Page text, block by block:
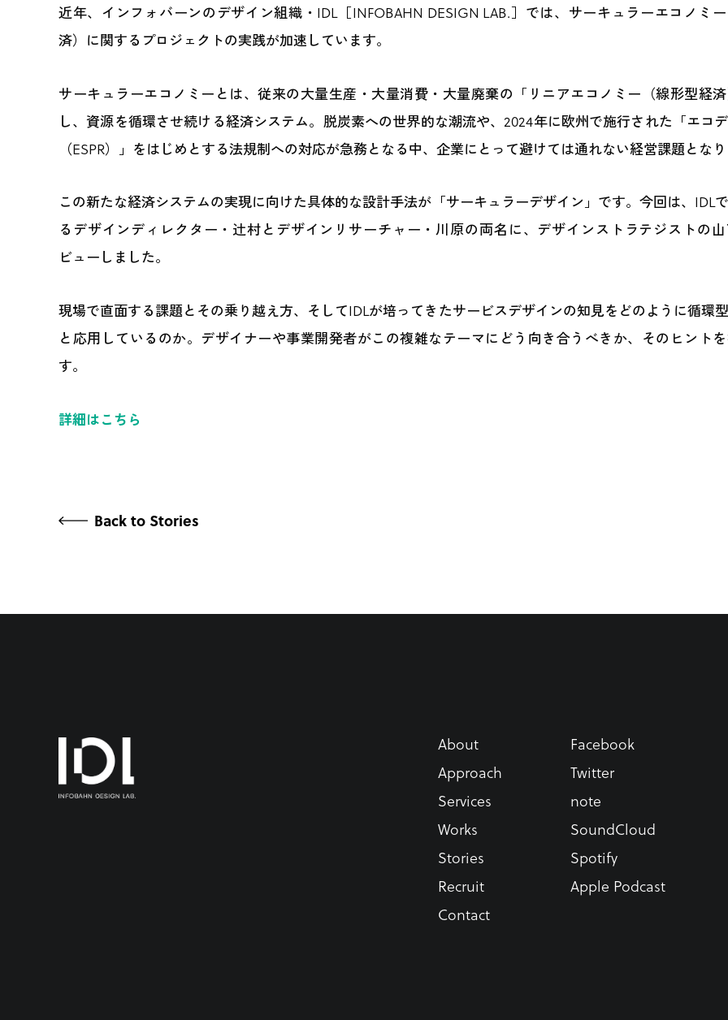
近年、インフォバーンのデザイン組織・IDL［INFOBAHN DESIGN LAB.］では、サーキュラーエコノミ
済）に関するプロジェクトの実践が加速しています。
サーキュラーエコノミーとは、従来の大量生産・大量消費・大量廃棄の「リニアエコノミー（線形型経
し、資源を循環させ続ける経済システム。脱炭素への世界的な潮流や、2024年に欧州で施行された「エコ
（ESPR）」をはじめとする法規制への対応が急務となる中、企業にとって避けては通れない経営課題とな
この新たな経済システムの実現に向けた具体的な設計手法が「サーキュラーデザイン」です。今回は、IDL
るデザインディレクター・辻村とデザインリサーチャー・川原の両名に、デザインストラテジストの
ビューしました。
現場で直面する課題とその乗り越え方、そしてIDLが培ってきたサービスデザインの知見をどのように循環
と応用しているのか。デザイナーや事業開発者がこの複雑なテーマにどう向き合うべきか、そのヒント
す。
詳細はこちら
Back to Stories
About
Approach
Services
Works
Stories
Recruit
Contact
Facebook
Twitter
note
SoundCloud
Spotify
Apple Podcast